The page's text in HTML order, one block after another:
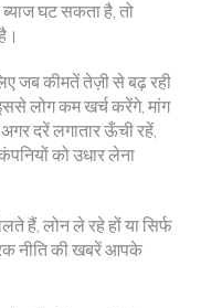
ब्याज घट सकता है, तो
जब कीमतें तेज़ी से बढ़ रही
लोग कम खर्च करेंगे, मांग
दरें लगातार ऊँची रहें,
को उधार लेना
हैं, लोन ले रहे हों या सिर्फ
नीति की खबरें आपके